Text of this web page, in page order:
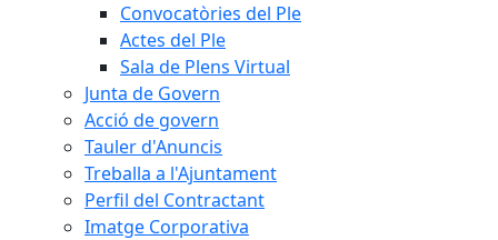
Convocatòries del Ple
Actes del Ple
Sala de Plens Virtual
Junta de Govern
Acció de govern
Tauler d'Anuncis
Treballa a l'Ajuntament
Perfil del Contractant
Imatge Corporativa